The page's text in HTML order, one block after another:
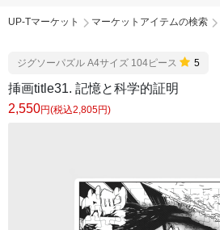
UP-Tマーケット マーケットアイテムの検索
ジグソーパズル A4サイズ 104ピース 5
挿画title31. 記憶と科学的証明
2,550円(税込2,805円)